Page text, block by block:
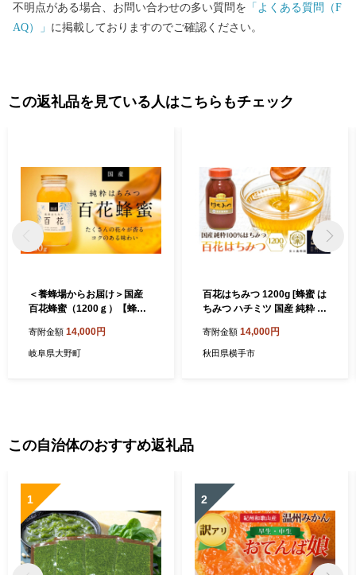
不明点がある場合、お問い合わせの多い質問を 「よくある質問（F
AQ）」 に掲載しておりますのでご確認ください。
この返礼品を見ている人はこちらもチェック
＜養蜂場からお届け＞国産
百花蜂蜜（1200ｇ）【蜂蜜
産蜂蜜 国産はちみつ 純粋蜂
蜜 純粋はちみつ 百花蜂蜜 百
寄附金額 14,000円
岐阜県大野町
百花はちみつ 1200g [蜂蜜 は
ちみつ ハチミツ 国産 純粋 天
物]
寄附金額 14,000円
秋田県横手市
この自治体のおすすめ返礼品
1 2